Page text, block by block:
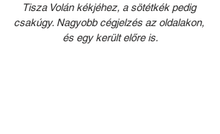
Tisza Volán kékjéhez, a sötétkék pedig
csakúgy. Nagyobb cégjelzés az oldalakon,
és egy került előre is.